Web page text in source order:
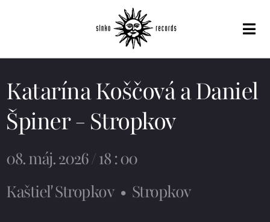
Katarína Koščová a Daniel
Špiner - Stropkov
08. máj. 2026 / 18 : 00
Kaštieľ Stropkov • Stropkov